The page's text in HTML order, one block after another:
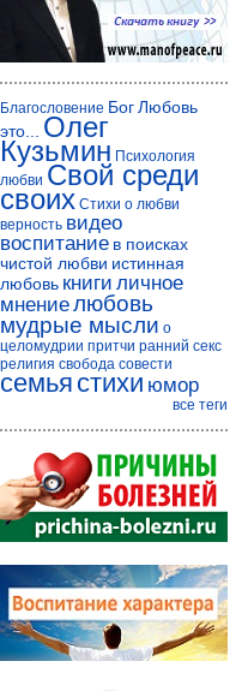
Благословение БогЛюбовь
это...
Олег
Кузьмин Психология
любви Свой среди
своих Стихи о любви
верность видео
воспитание в поисках
чистой любви истинная
любовь книги личное
мнениелюбовь
мудрые мысли о
целомудрии притчи ранний секс
религия свобода совести
семья стихи юмор
все теги